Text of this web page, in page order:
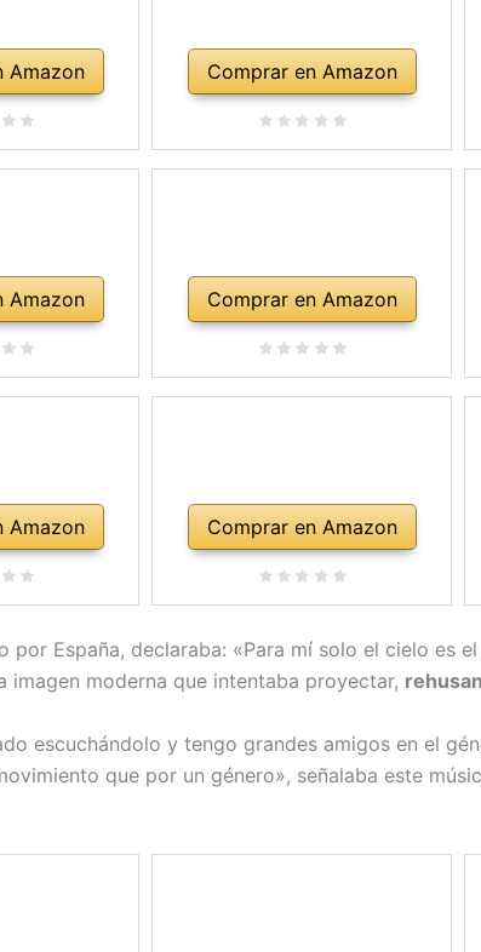
Amazon Comprar en Amazon
Amazon Comprar en Amazon
Amazon Comprar en Amazon
por España, declaraba: «Para mí solo el cielo es
imagen moderna que intentaba proyectar,
escuchándolo y tengo grandes amigos en el
que por un género», señalaba este